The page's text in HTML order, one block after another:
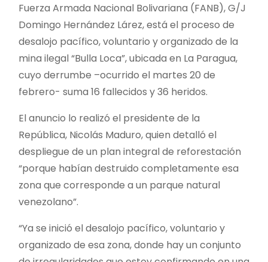
Fuerza Armada Nacional Bolivariana (FANB), G/J
Domingo Hernández Lárez, está el proceso de
desalojo pacífico, voluntario y organizado de la
mina ilegal “Bulla Loca”, ubicada en La Paragua,
cuyo derrumbe –ocurrido el martes 20 de
febrero- suma 16 fallecidos y 36 heridos.
El anuncio lo realizó el presidente de la
República, Nicolás Maduro, quien detalló el
despliegue de un plan integral de reforestación
“porque habían destruido completamente esa
zona que corresponde a un parque natural
venezolano”.
“Ya se inició el desalojo pacífico, voluntario y
organizado de esa zona, donde hay un conjunto